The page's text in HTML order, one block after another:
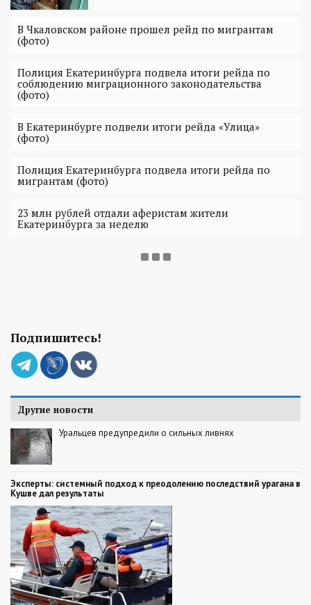
В Чкаловском районе прошел рейд по мигрантам
(фото)
Полиция Екатеринбурга подвела итоги рейда по
соблюдению миграционного законодательства
(фото)
В Екатеринбурге подвели итоги рейда «Улица»
(фото)
Полиция Екатеринбурга подвела итоги рейда по
мигрантам (фото)
23 млн рублей отдали аферистам жители
Екатеринбурга за неделю
Подпишитесь!
Другие новости
Уральцев предупредили о сильных ливнях
Эксперты: системный подход к преодолению последствий урагана в
Кушве дал результаты